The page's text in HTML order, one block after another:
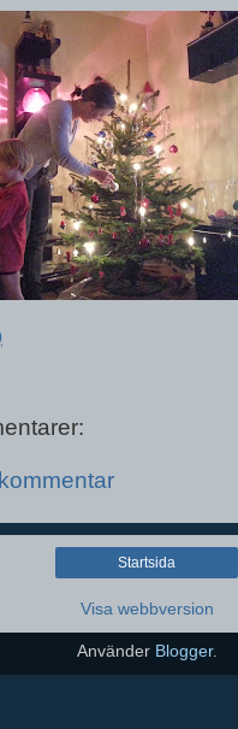
Startsida
Visa webbversion
Använder Blogger.